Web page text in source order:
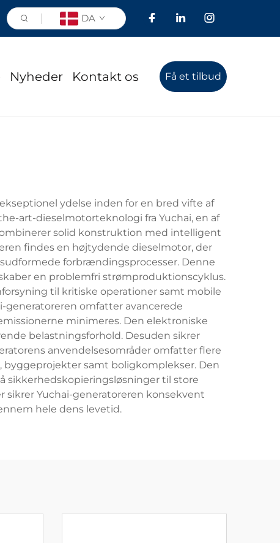
DA
Nyheder Kontakt os Få et tilbud
ydelse inden for en bred vifte af
art-dieselmotorteknologi fra Yuchai, en af
solid konstruktion med intelligent
findes en højtydende dieselmotor, der
forbrændingsprocesser. Denne
en problemfri strømproduktionscyklus.
til kritiske operationer samt mobile
omfatter avancerede
minimeres. Den elektroniske
belastningsforhold. Desuden sikrer
anvendelsesområder omfatter flere
samt boligkomplekser. Den
sikkerhedskopieringsløsninger til store
Yuchai-generatoreren konsekvent
hele dens levetid.